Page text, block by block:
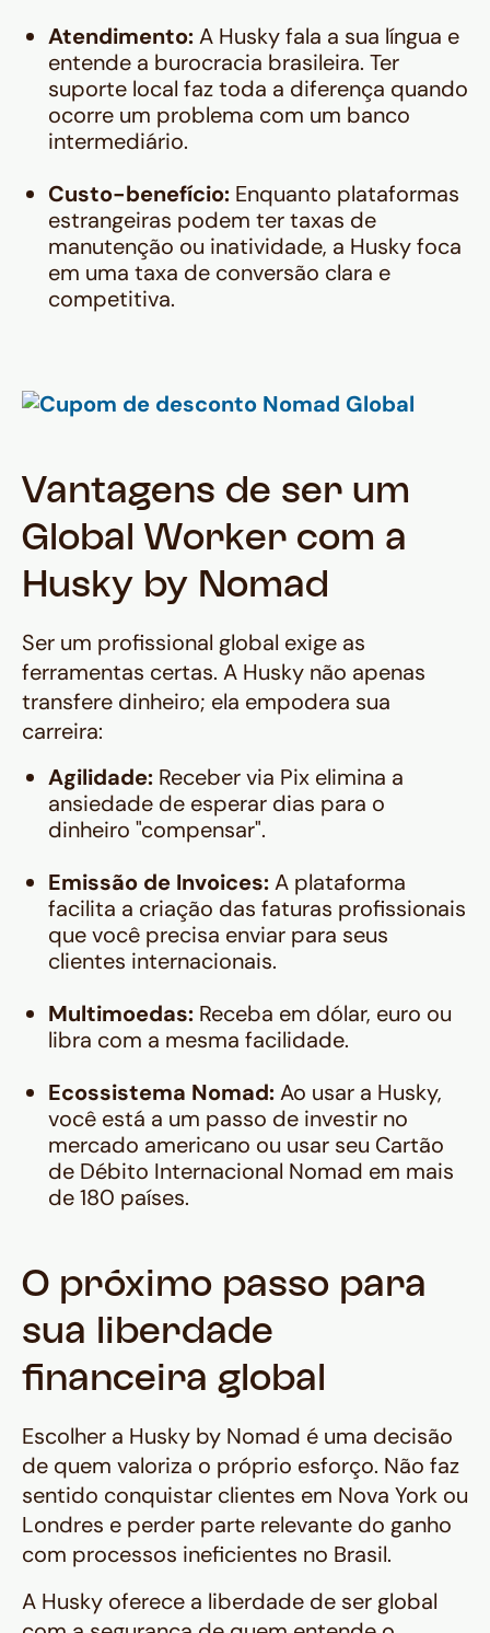
Atendimento:A Husky fala a sua língua e
entende a burocracia brasileira. Ter
suporte local faz toda a diferença quando
ocorre um problema com um banco
intermediário.
Custo-benefício: Enquanto plataformas
estrangeiras podem ter taxas de
manutenção ou inatividade, a Husky foca
em uma taxa de conversão clara e
competitiva.
Vantagens de ser um
Global Worker com a
Husky by Nomad
Ser um profissional global exige as
ferramentas certas. A Husky não apenas
transfere dinheiro; ela empodera sua
carreira:
Agilidade: Receber via Pix elimina a
ansiedade de esperar dias para o
dinheiro "compensar".
Emissão de Invoices:A plataforma
facilita a criação das faturas profissionais
que você precisa enviar para seus
clientes internacionais.
Multimoedas: Receba em dólar, euro ou
libra com a mesma facilidade.
Ecossistema Nomad:Ao usar a Husky,
você está a um passo de investir no
mercado americano ou usar seu Cartão
de Débito Internacional Nomad em mais
de 180 países.
O próximo passo para
sua liberdade
financeira global
Escolher a Husky by Nomad é uma decisão
de quem valoriza o próprio esforço. Não faz
sentido conquistar clientes em Nova York ou
Londres e perder parte relevante do ganho
com processos ineficientes no Brasil.
A Husky oferece a liberdade de ser global